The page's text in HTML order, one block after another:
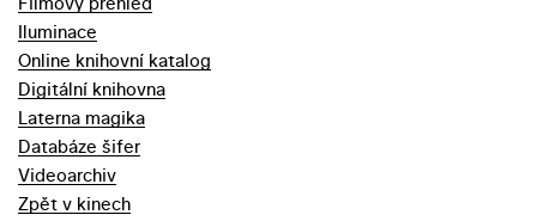
Iluminace
Online knihovní katalog
Digitální knihovna
Laterna magika
Databáze šifer
Videoarchiv
Zpět v kinech